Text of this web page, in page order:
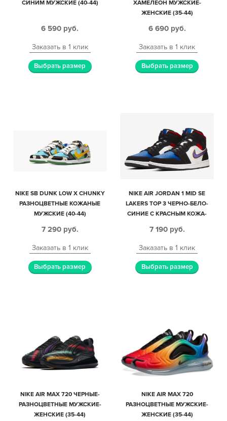
СИНИМ МУЖСКИЕ (40-44)
6 590 руб.
Заказать в 1 клик
Выбрать размер
ХАМЕЛЕОН МУЖСКИЕ-
ЖЕНСКИЕ (35-44)
6 690 руб.
Заказать в 1 клик
Выбрать размер
NIKE SB DUNK LOW X CHUNKY
РАЗНОЦВЕТНЫЕ КОЖАНЫЕ
МУЖСКИЕ (40-44)
7 290 руб.
Заказать в 1 клик
Выбрать размер
NIKE AIR JORDAN 1 MID SE
LAKERS TOP 3 ЧЕРНО-БЕЛО-
СИНИЕ С КРАСНЫМ КОЖА-
7 190 руб.
Заказать в 1 клик
Выбрать размер
NIKE AIR MAX 720 ЧЕРНЫЕ-
РАЗНОЦВЕТНЫЕ МУЖСКИЕ-
ЖЕНСКИЕ (35-44)
NIKE AIR MAX 720
РАЗНОЦВЕТНЫЕ МУЖСКИЕ-
ЖЕНСКИЕ (35-44)